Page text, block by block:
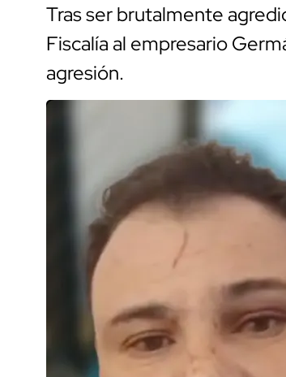
Tras ser brutalmente
Fiscalía al empresario
agresión.